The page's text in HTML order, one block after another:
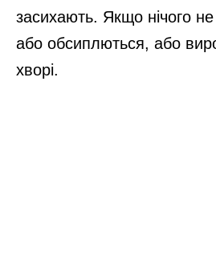
засихають. Якщо нічого
або обсиплються, або
хворі.